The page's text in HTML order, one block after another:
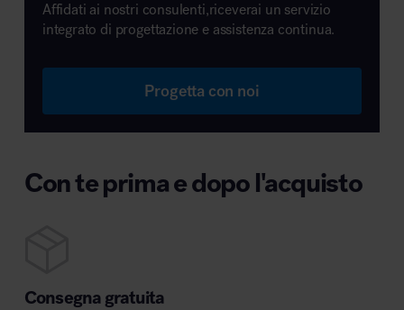
Affidati ai nostri consulenti,riceverai un servizio
integrato di progettazione e assistenza continua.
Progetta con noi
Con te prima e dopo l'acquisto
Consegna gratuita